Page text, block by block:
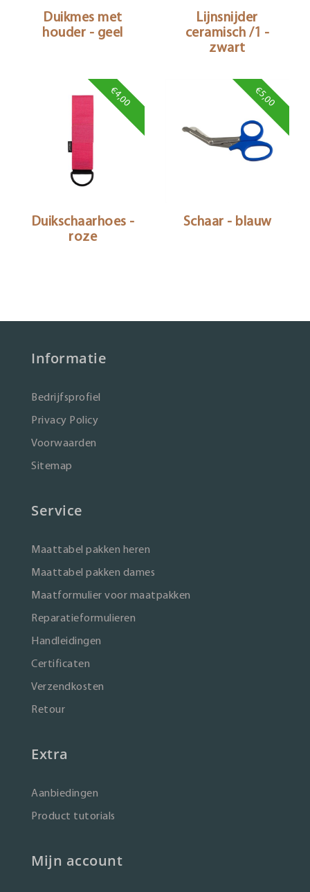
Duikmes met
houder - geel
Lijnsnijder
ceramisch /1 -
zwart
€4,00
Duikschaarhoes -
roze
€5,00
Schaar - blauw
Informatie
Bedrijfsprofiel
Privacy Policy
Voorwaarden
Sitemap
Service
Maattabel pakken heren
Maattabel pakken dames
Maatformulier voor maatpakken
Reparatieformulieren
Handleidingen
Certificaten
Verzendkosten
Retour
Extra
Aanbiedingen
Product tutorials
Mijn account